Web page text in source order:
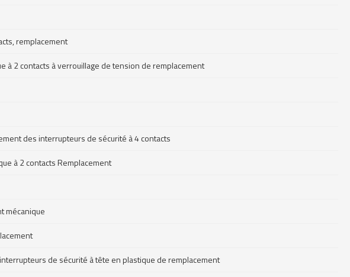
remplacement
à 2 contacts à verrouillage de tension de remplacement
des interrupteurs de sécurité à 4 contacts
à 2 contacts Remplacement
mécanique
de sécurité à tête en plastique de remplacement